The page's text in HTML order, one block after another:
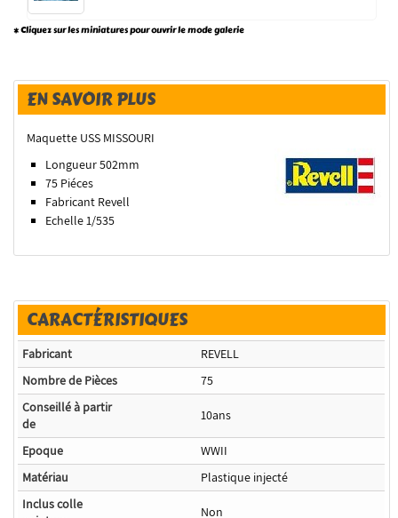
* Cliquez sur les miniatures pour ouvrir le mode galerie
EN SAVOIR PLUS
Maquette USS MISSOURI
Longueur 502mm
75 Piéces
Fabricant Revell
Echelle 1/535
CARACTÉRISTIQUES
Fabricant
REVELL
Nombre de Pièces
75
Conseillé à partir
de
10ans
Epoque
WWII
Matériau
Plastique injecté
Inclus colle
Non